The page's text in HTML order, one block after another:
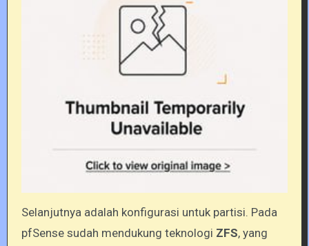
Selanjutnya adalah konfigurasi untuk partisi. Pada
pfSense sudah mendukung teknologi ZFS, yang